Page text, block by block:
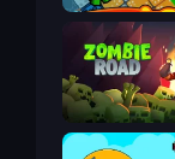
Crazy Miners
Zombie Road